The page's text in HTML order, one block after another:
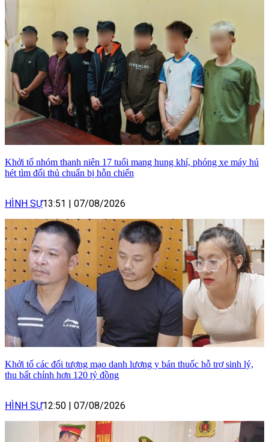
Khởi tố nhóm thanh niên 17 tuổi mang hung khí, phóng xe máy hú
hét tìm đối thủ chuẩn bị hỗn chiến
HÌNH SỰ13:51 07/08/2026
Khởi tố các đối tượng mạo danh lương y bán thuốc hỗ trợ sinh lý,
thu bất chính hơn 120 tỷ đồng
HÌNH SỰ12:50 | 07/08/2026